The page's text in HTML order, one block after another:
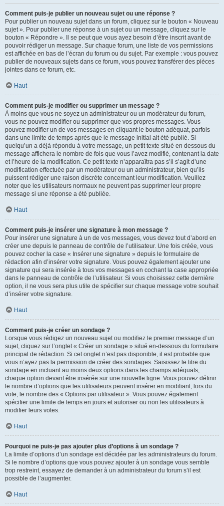
Comment puis-je publier un nouveau sujet ou une réponse ?
Pour publier un nouveau sujet dans un forum, cliquez sur le bouton « Nouveau
sujet ». Pour publier une réponse à un sujet ou un message, cliquez sur le
bouton « Répondre ». Il se peut que vous ayez besoin d’être inscrit avant de
pouvoir rédiger un message. Sur chaque forum, une liste de vos permissions
est affichée en bas de l’écran du forum ou du sujet. Par exemple : vous pouvez
publier de nouveaux sujets dans ce forum, vous pouvez transférer des pièces
jointes dans ce forum, etc.
Haut
Comment puis-je modifier ou supprimer un message ?
À moins que vous ne soyez un administrateur ou un modérateur du forum,
vous ne pouvez modifier ou supprimer que vos propres messages. Vous
pouvez modifier un de vos messages en cliquant le bouton adéquat, parfois
dans une limite de temps après que le message initial ait été publié. Si
quelqu’un a déjà répondu à votre message, un petit texte situé en dessous du
message affichera le nombre de fois que vous l’avez modifié, contenant la date
et l’heure de la modification. Ce petit texte n’apparaîtra pas s’il s’agit d’une
modification effectuée par un modérateur ou un administrateur, bien qu’ils
puissent rédiger une raison discrète concernant leur modification. Veuillez
noter que les utilisateurs normaux ne peuvent pas supprimer leur propre
message si une réponse a été publiée.
Haut
Comment puis-je insérer une signature à mon message ?
Pour insérer une signature à un de vos messages, vous devez tout d’abord en
créer une depuis le panneau de contrôle de l’utilisateur. Une fois créée, vous
pouvez cocher la case « Insérer une signature » depuis le formulaire de
rédaction afin d’insérer votre signature. Vous pouvez également ajouter une
signature qui sera insérée à tous vos messages en cochant la case appropriée
dans le panneau de contrôle de l’utilisateur. Si vous choisissez cette dernière
option, il ne vous sera plus utile de spécifier sur chaque message votre souhait
d’insérer votre signature.
Haut
Comment puis-je créer un sondage ?
Lorsque vous rédigez un nouveau sujet ou modifiez le premier message d’un
sujet, cliquez sur l’onglet « Créer un sondage » situé en-dessous du formulaire
principal de rédaction. Si cet onglet n’est pas disponible, il est probable que
vous n’ayez pas la permission de créer des sondages. Saisissez le titre du
sondage en incluant au moins deux options dans les champs adéquats,
chaque option devant être insérée sur une nouvelle ligne. Vous pouvez définir
le nombre d’options que les utilisateurs peuvent insérer en modifiant, lors du
vote, le nombre des « Options par utilisateur ». Vous pouvez également
spécifier une limite de temps en jours et autoriser ou non les utilisateurs à
modifier leurs votes.
Haut
Pourquoi ne puis-je pas ajouter plus d’options à un sondage ?
La limite d’options d’un sondage est décidée par les administrateurs du forum.
Si le nombre d’options que vous pouvez ajouter à un sondage vous semble
trop restreint, essayez de demander à un administrateur du forum s’il est
possible de l’augmenter.
Haut